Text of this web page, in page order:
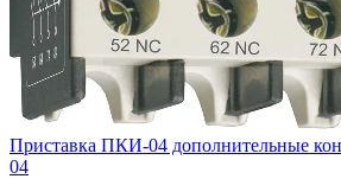
Приставка ПКИ-04 дополнительные
04